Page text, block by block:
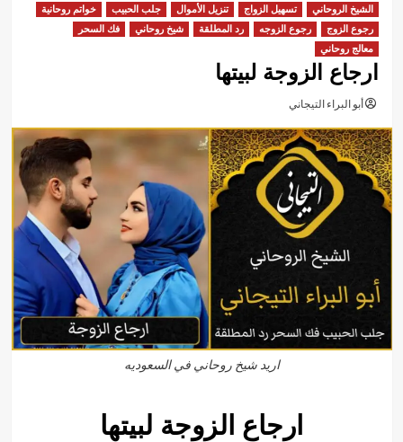
الشيخ الروحاني تسهيل الزواج تنزيل الأموال جلب الحبيب
خواتم روحانية
رجوع الزوج
رجوع الزوجه رد المطلقة شيخ روحاني
فك السحر
معالج روحاني
ارجاع الزوجة لبيتها
أبو البراء التيجاني
اريد شيخ روحاني في السعوديه
ارجاع الزوجة لبيتها